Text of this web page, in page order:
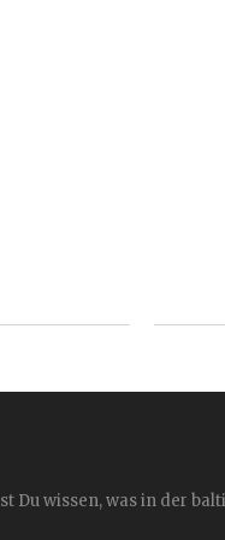
Du wissen, was in der